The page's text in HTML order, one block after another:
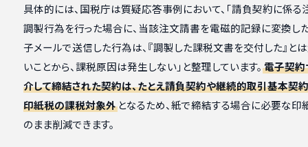
具体的には、国税庁は質疑応答事例において、「請負契約に係る
調製行為を行った場合に、当該注文請書を電磁的記録に変換し
子メールで送信した行為は、『調製した課税文書を交付した』と
いことから、課税原因は発生しない」と整理しています。 電子契約
介して締結された契約は、たとえ請負契約や継続的取引基本契
印紙税の課税対象外となるため、紙で締結する場合に必要な印
のまま削減できます。